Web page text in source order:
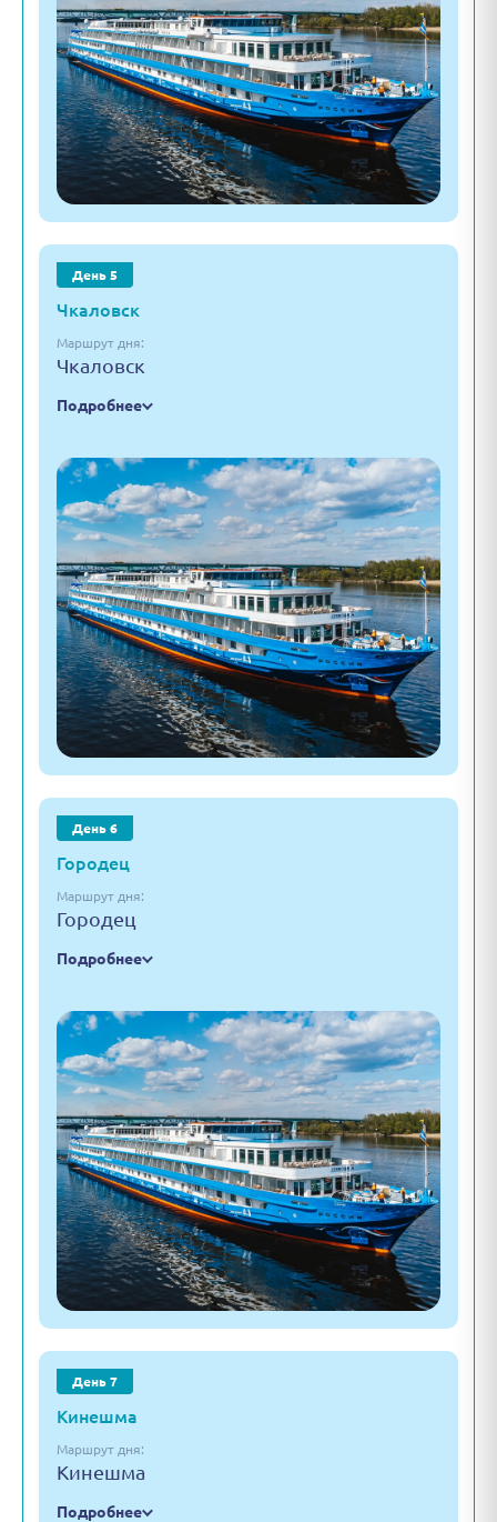
День 5
Чкаловск
Маршрут дня:
Чкаловск
Подробнее
День 6
Городец
Маршрут дня:
Городец
Подробнее
День 7
Кинешма
Маршрут дня:
Кинешма
Подробнее